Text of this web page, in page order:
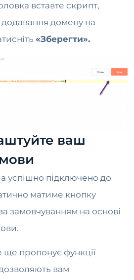
вставте скрипт,
домену на
«Зберегти».
ваш
успішно підключено до
матиме кнопку
замовчуванням на основі
пропонує функції
вам